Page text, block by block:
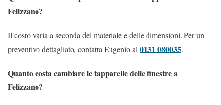
Felizzano?
Il costo varia a seconda del materiale e delle dimensioni. Per un
preventivo dettagliato, contatta Eugenio al 0131 080035.
Quanto costa cambiare le tapparelle delle finestre a
Felizzano?